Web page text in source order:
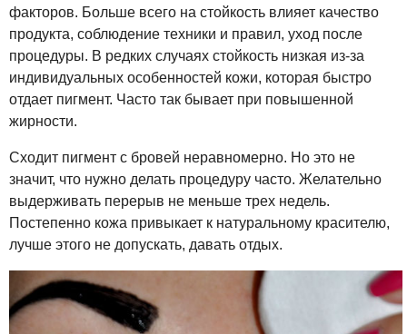
факторов. Больше всего на стойкость влияет качество
продукта, соблюдение техники и правил, уход после
процедуры. В редких случаях стойкость низкая из-за
индивидуальных особенностей кожи, которая быстро
отдает пигмент. Часто так бывает при повышенной
жирности.
Сходит пигмент с бровей неравномерно. Но это не
значит, что нужно делать процедуру часто. Желательно
выдерживать перерыв не меньше трех недель.
Постепенно кожа привыкает к натуральному красителю,
лучше этого не допускать, давать отдых.